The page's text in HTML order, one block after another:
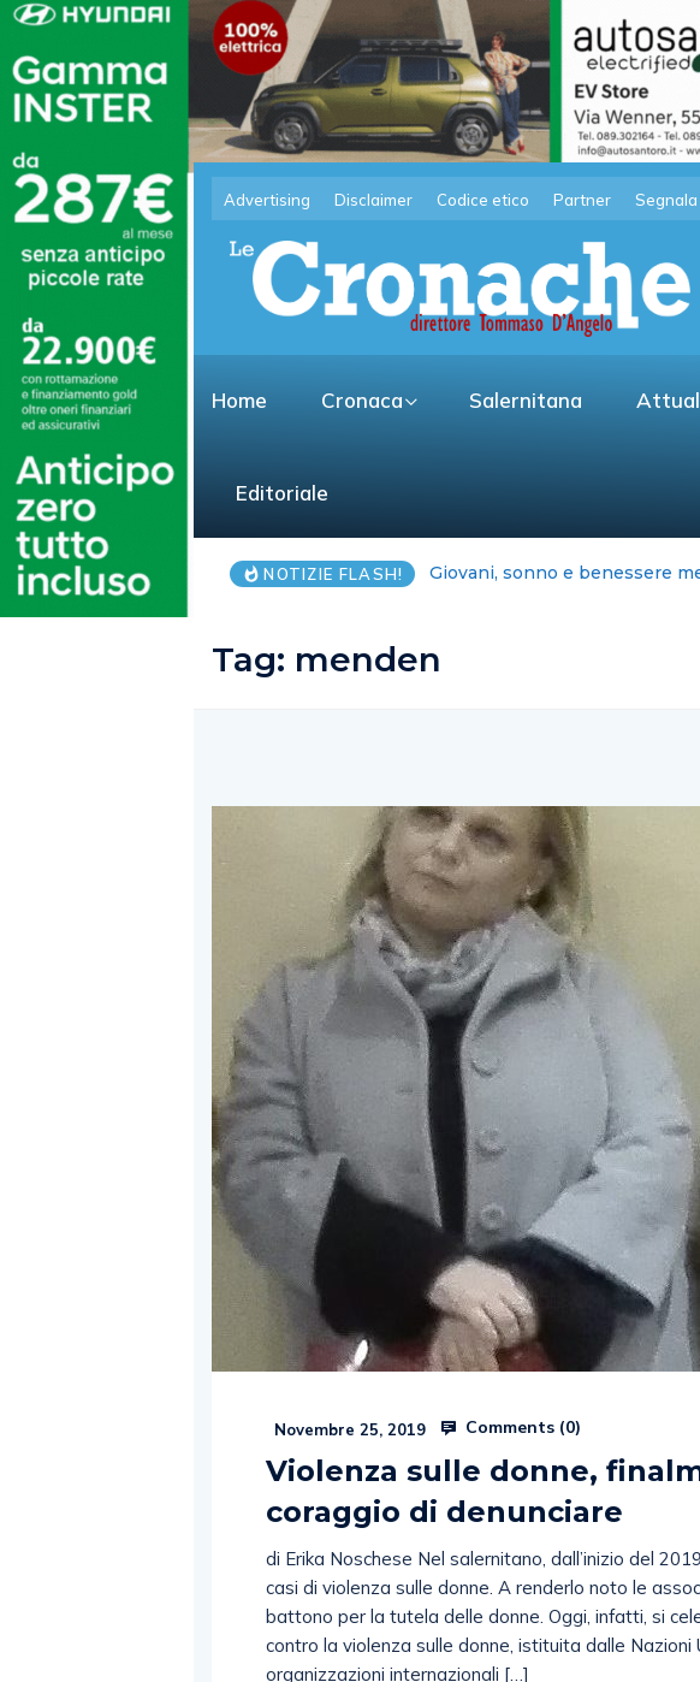
Advertising Disclaimer Codice etico Partner
Home Cronaca Salernitana
Editoriale
NOTIZIE FLASH! Lega Salerno: nominati i
Tag: menden
Novembre 25, 2019 Comments (0)
Violenza sulle donne,
coraggio di denunciare
di Erika Noschese Nel salernitano, dall’inizio del
casi di violenza sulle donne. A renderlo noto le
battono per la tutela delle donne. Oggi, infatti, si
contro la violenza sulle donne, istituita dalle Nazioni
organizzazioni internazionali […]